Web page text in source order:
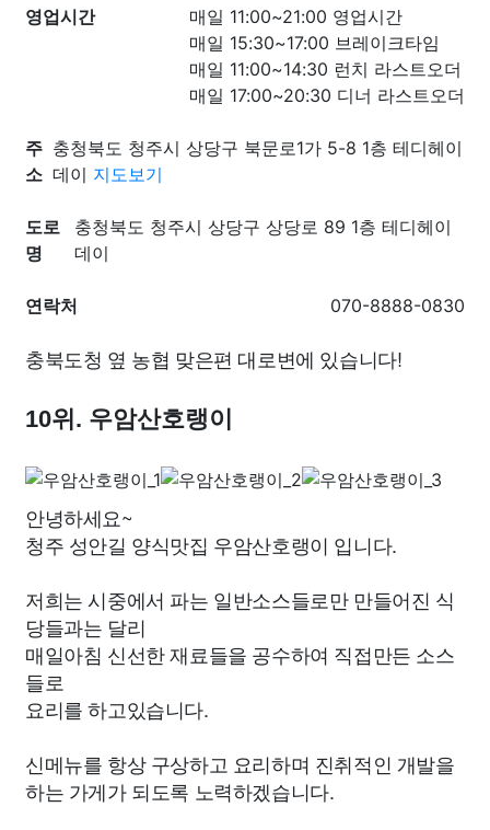
영업시간
매일 11:00~21:00 영업시간
매일 15:30~17:00 브레이크타임
매일 11:00~14:30 런치 라스트오더
매일 17:00~20:30 디너 라스트오더
주
소
충청북도 청주시 상당구 북문로1가 5-8 1층 테디헤이
데이 지도보기
도로
명
충청북도 청주시 상당구 상당로 89 1층 테디헤이
데이
연락처 070-8888-0830
충북도청 옆 농협 맞은편 대로변에 있습니다!
10위. 우암산호랭이
안녕하세요~
청주 성안길 양식맛집 우암산호랭이 입니다.
저희는 시중에서 파는 일반소스들로만 만들어진 식
당들과는 달리
매일아침 신선한 재료들을 공수하여 직접만든 소스
들로
요리를 하고있습니다.
신메뉴를 항상 구상하고 요리하며 진취적인 개발을
하는 가게가 되도록 노력하겠습니다.